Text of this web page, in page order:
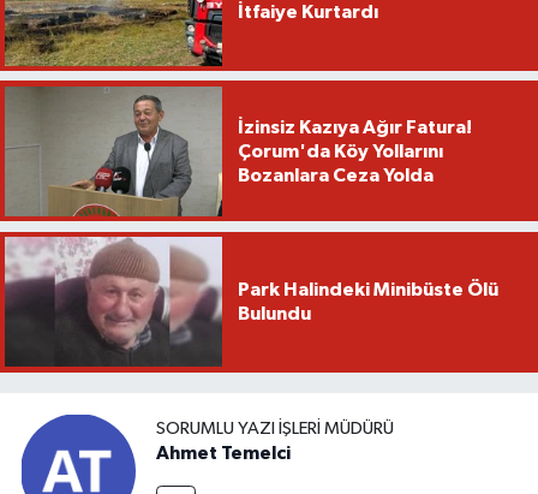
İtfaiye Kurtardı
İzinsiz Kazıya Ağır Fatura!
Çorum'da Köy Yollarını
Bozanlara Ceza Yolda
Park Halindeki Minibüste Ölü
Bulundu
SORUMLU YAZI İŞLERI MÜDÜRÜ
Ahmet Temelci